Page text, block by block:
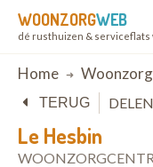
WOONZORGWEB
dé rusthuizen & serviceflats
Breadcrumb
Home
Le Hesbin
TERUG DELEN